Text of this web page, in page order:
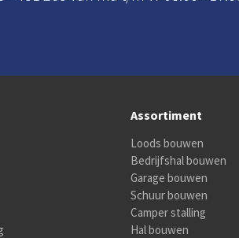
Assortiment
Loods bouwen
Bedrijfshal bouwen
Garage bouwen
Schuur bouwen
Camper stalling
Hal bouwen